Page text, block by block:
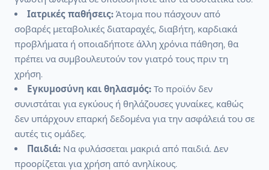
Ιατρικές παθήσεις: Άτομα που πάσχουν από
σοβαρές μεταβολικές διαταραχές, διαβήτη, καρδιακά
προβλήματα ή οποιαδήποτε άλλη χρόνια πάθηση, θα
πρέπει να συμβουλευτούν τον γιατρό τους πριν τη
χρήση.
Εγκυμοσύνη και θηλασμός: Το προϊόν δεν
συνιστάται για εγκύους ή θηλάζουσες γυναίκες, καθώς
δεν υπάρχουν επαρκή δεδομένα για την ασφάλειά του σε
αυτές τις ομάδες.
Παιδιά: Να φυλάσσεται μακριά από παιδιά. Δεν
προορίζεται για χρήση από ανηλίκους.